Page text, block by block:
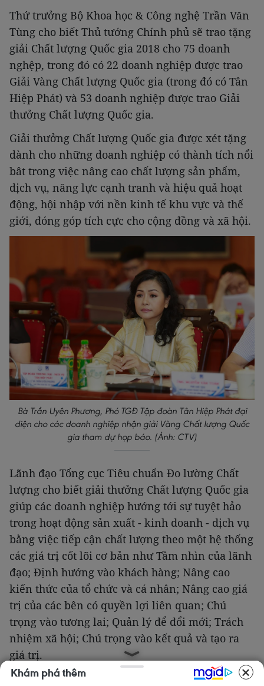
Thứ trưởng Bộ Khoa học & Công nghệ Trần Văn
Tùng cho biết Thủ tướng Chính phủ sẽ trao tặng
giải Chất lượng Quốc gia 2018 cho 75 doanh
nghệp, trong đó có 22 doanh nghiệp được trao
Giải Vàng Chất lượng Quốc gia (trong đó có Tân
Hiệp Phát) và 53 doanh nghiệp được trao Giải
thưởng Chất lượng Quốc gia.
Giải thưởng Chất lượng Quốc gia được xét tặng
dành cho những doanh nghiệp có thành tích nổi
bât trong việc nâng cao chất lượng sản phẩm,
dịch vụ, năng lực cạnh tranh và hiệu quả hoạt
động, hội nhập với nền kinh tế khu vực và thế
giới, đóng góp tích cực cho cộng đồng và xã hội.
Bà Trần Uyên Phương, Phó TGĐ Tập đoàn Tân Hiệp Phát đại
diện cho các doanh nghiệp nhận giải Vàng Chất lượng Quốc
gia tham dự họp báo. (Ảnh: CTV)
Lãnh đạo Tổng cục Tiêu chuẩn Đo lường Chất
lượng cho biết giải thưởng Chất lượng Quốc gia
giúp các doanh nghiệp hướng tới sự tuyệt hảo
trong hoạt động sản xuất - kinh doanh - dịch vụ
bằng việc tiếp cận chất lượng theo một hệ thống
các giá trị cốt lõi cơ bản như Tầm nhìn của lãnh
đạo; Định hướng vào khách hàng; Nâng cao
kiến thức của tổ chức và cá nhân; Nâng cao giá
trị của các bên có quyền lợi liên quan; Chú
trọng vào tương lai; Quản lý để đổi mới; Trách
nhiệm xã hội; Chú trọng vào kết quả và tạo ra
giá trị.
Có thể thấy, các giá trị cốt lõi của Giải thưởng
Khám phá thêm